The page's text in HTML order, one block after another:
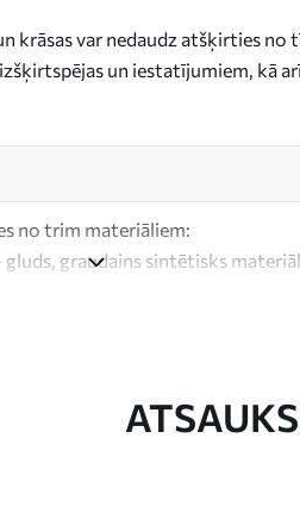
krāsas var nedaudz atšķirties no
un iestatījumiem, kā
no trim materiāliem:
gluds, graudains sintētisks